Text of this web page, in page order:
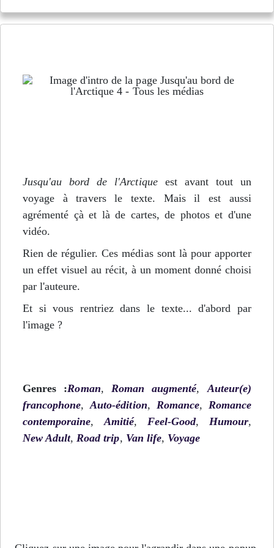
Jusqu'au bord de l'Arctiqueest avant tout un
voyage à travers le texte. Mais il est aussi
agrémenté çà et là de cartes, de photos et d'une
vidéo.
Rien de régulier. Ces médias sont là pour apporter
un effet visuel au récit, à un moment donné choisi
par l'auteure.
Et si vous rentriez dans le texte... d'abord par
l'image ?
Genres :Roman, Roman augmenté, Auteur(e)
francophone,Auto-édition, Romance, Romance
contemporaine,Amitié, Feel-Good, Humour,
New Adult, Road trip, Van life, Voyage